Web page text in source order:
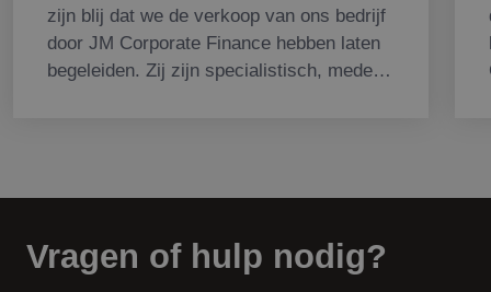
zijn blij dat we de verkoop van ons bedrijf
door JM Corporate Finance hebben laten
begeleiden. Zij zijn specialistisch, mede
Vragen of hulp nodig?